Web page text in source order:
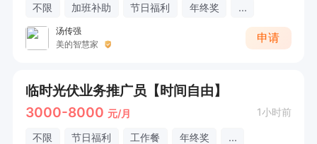
不限 加班补助 节日福利 年终奖 ...
汤传强
美的智慧家
申请
临时光伏业务推广员【时间自由】
3000-8000 元/月 1小时前
不限 节日福利 工作餐 年终奖 ...